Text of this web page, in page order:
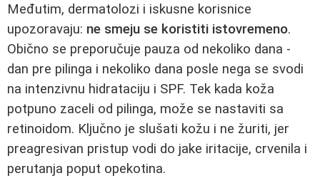
Međutim, dermatolozi i iskusne korisnice
upozoravaju: ne smeju se koristiti istovremeno.
Obično se preporučuje pauza od nekoliko dana -
dan pre pilinga i nekoliko dana posle nega se svodi
na intenzivnu hidrataciju i SPF. Tek kada koža
potpuno zaceli od pilinga, može se nastaviti sa
retinoidom. Ključno je slušati kožu i ne žuriti, jer
preagresivan pristup vodi do jake iritacije, crvenila i
perutanja poput opekotina.